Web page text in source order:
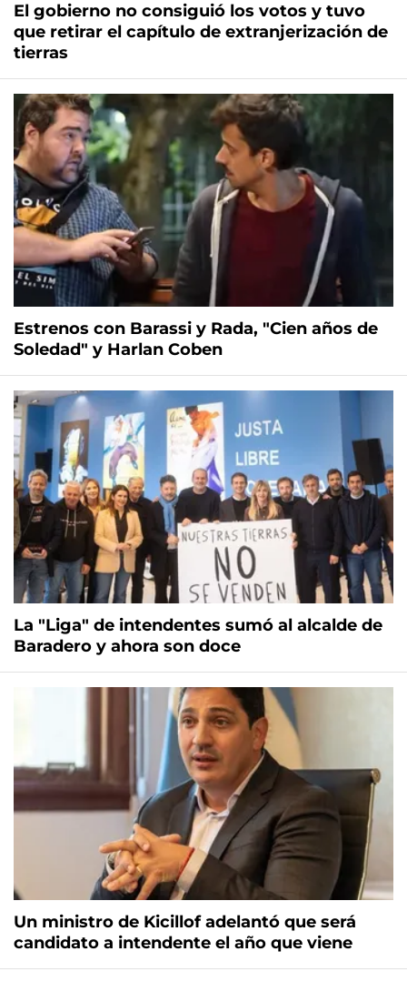
El gobierno no consiguió los votos y tuvo
que retirar el capítulo de extranjerización de
tierras
Estrenos con Barassi y Rada, "Cien años de
Soledad" y Harlan Coben
La "Liga" de intendentes sumó al alcalde de
Baradero y ahora son doce
Un ministro de Kicillof adelantó que será
candidato a intendente el año que viene